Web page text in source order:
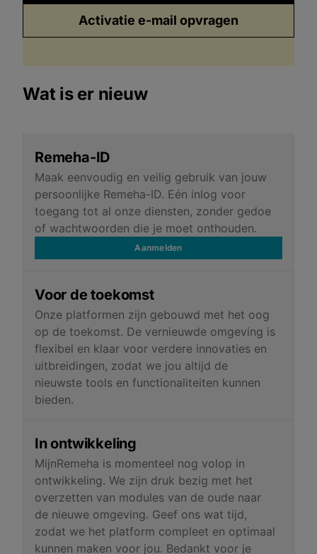
Activatie e-mail opvragen
Wat is er nieuw
Remeha-ID
Maak eenvoudig en veilig gebruik van jouw
persoonlijke Remeha-ID. Eén inlog voor
toegang tot al onze diensten, zonder gedoe
of wachtwoorden die je moet onthouden.
Aanmelden
Voor de toekomst
Onze platformen zijn gebouwd met het oog
op de toekomst. De vernieuwde omgeving is
flexibel en klaar voor verdere innovaties en
uitbreidingen, zodat we jou altijd de
nieuwste tools en functionaliteiten kunnen
bieden.
In ontwikkeling
MijnRemeha is momenteel nog volop in
ontwikkeling. We zijn druk bezig met het
overzetten van modules van de oude naar
de nieuwe omgeving. Geef ons wat tijd,
zodat we het platform compleet en optimaal
kunnen maken voor jou. Bedankt voor je